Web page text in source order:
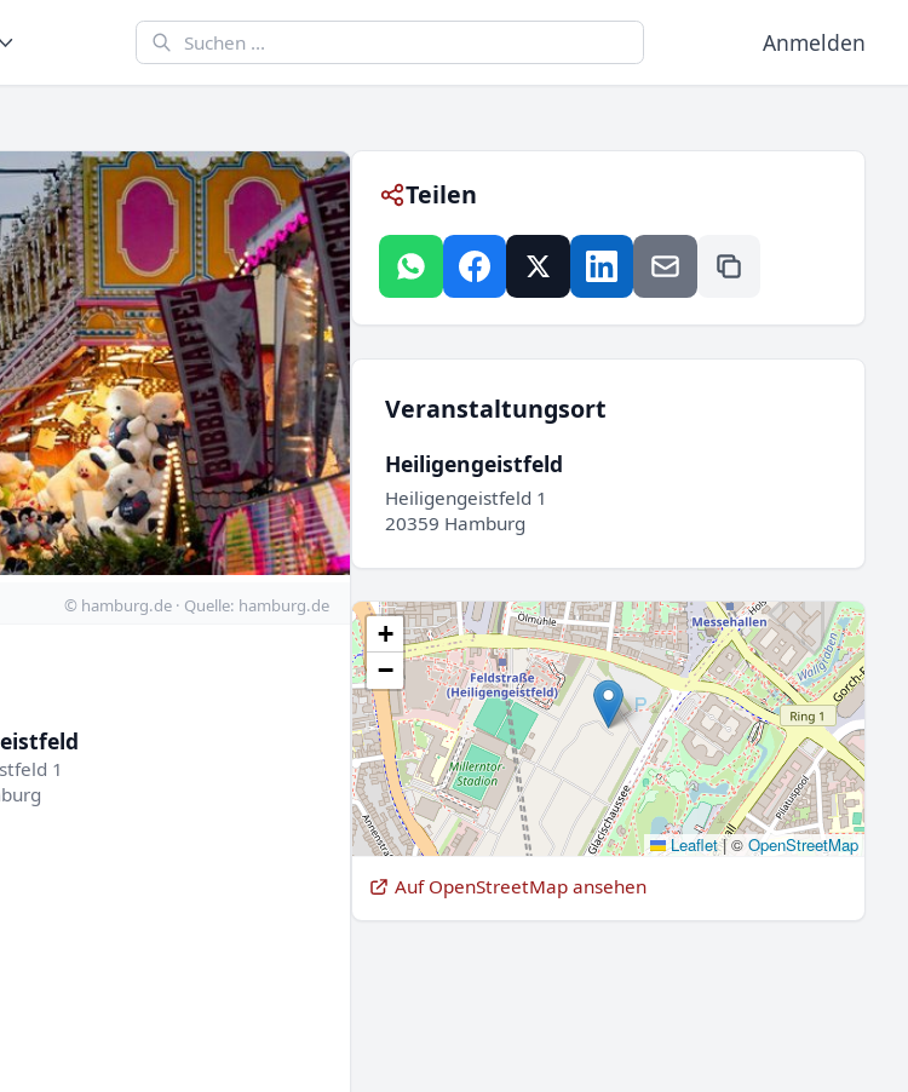
Anmelden
© hamburg.de · Quelle: hamburg.de
1
Teilen
Veranstaltungsort
Heiligengeistfeld
Heiligengeistfeld 1
20359 Hamburg
+
−
Leaflet |© OpenStreetMap
Auf OpenStreetMap ansehen